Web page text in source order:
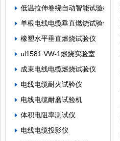
低温拉伸卷绕自动智能试验机
单根电线电缆垂直燃烧试验仪
橡塑水平垂直燃烧试验仪
ul1581 VW-1燃烧实验室
成束电线电缆燃烧试验仪
电线电缆耐火试验仪
电线电缆耐磨试验机
体积电阻率测试仪
电线电缆投影仪